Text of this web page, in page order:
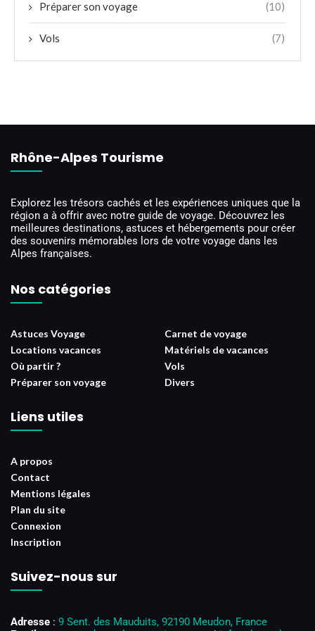
Préparer son voyage (10)
Vols (7)
Rhône-Alpes Tourisme
Explorez les trésors cachés et les expériences uniques que la
région a à offrir avec notre guide de voyage. Découvrez les
meilleures destinations, astuces et hébergements pour créer
des souvenirs mémorables lors de votre voyage dans les
Alpes françaises.
Nos catégories
Astuces Voyage
Carnet de voyage
Locations vacances
Matériels de vacances
Où partir ?
Vols
Préparer son voyage
Divers
Liens utiles
A propos
Contact
Mentions légales
Plan du site
Connexion
Inscription
Suivez-nous sur
Adresse : 9 Sent. des Mauduits, 92190 Meudon, France